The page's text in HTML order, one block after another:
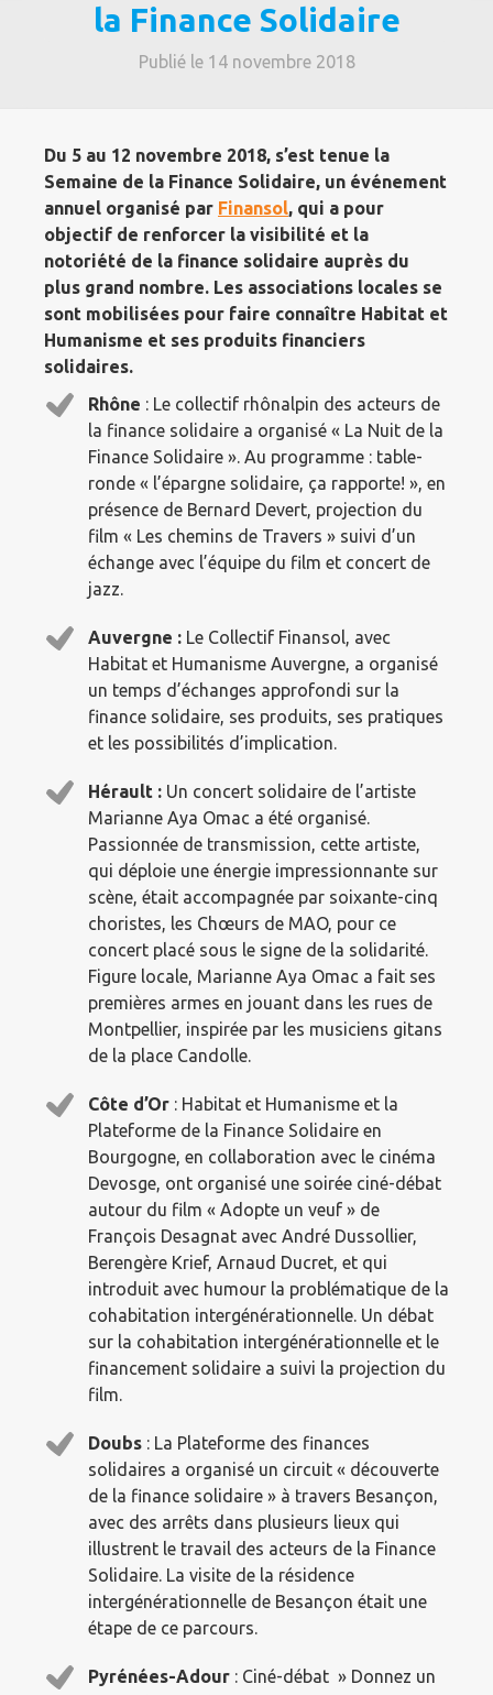
la Finance Solidaire
Publié le 14 novembre 2018
Du 5 au 12 novembre 2018, s’est tenue la
Semaine de la Finance Solidaire, un événement
annuel organisé par Finansol, qui a pour
objectif de renforcer la visibilité et la
notoriété de la finance solidaire auprès du
plus grand nombre. Les associations locales se
sont mobilisées pour faire connaître Habitat et
Humanisme et ses produits financiers
solidaires.
Rhône : Le collectif rhônalpin des acteurs de
la finance solidaire a organisé « La Nuit de la
Finance Solidaire ». Au programme : table-
ronde « l’épargne solidaire, ça rapporte! », en
présence de Bernard Devert, projection du
film « Les chemins de Travers » suivi d’un
échange avec l’équipe du film et concert de
jazz.
Auvergne : Le Collectif Finansol, avec
Habitat et Humanisme Auvergne, a organisé
un temps d’échanges approfondi sur la
finance solidaire, ses produits, ses pratiques
et les possibilités d’implication.
Hérault : Un concert solidaire de l’artiste
Marianne Aya Omac a été organisé.
Passionnée de transmission, cette artiste,
qui déploie une énergie impressionnante sur
scène, était accompagnée par soixante-cinq
choristes, les Chœurs de MAO, pour ce
concert placé sous le signe de la solidarité.
Figure locale, Marianne Aya Omac a fait ses
premières armes en jouant dans les rues de
Montpellier, inspirée par les musiciens gitans
de la place Candolle.
Côte d’Or : Habitat et Humanisme et la
Plateforme de la Finance Solidaire en
Bourgogne, en collaboration avec le cinéma
Devosge, ont organisé une soirée ciné-débat
autour du film « Adopte un veuf » de
François Desagnat avec André Dussollier,
Berengère Krief, Arnaud Ducret, et qui
introduit avec humour la problématique de la
cohabitation intergénérationnelle. Un débat
sur la cohabitation intergénérationnelle et le
financement solidaire a suivi la projection du
film.
Doubs : La Plateforme des finances
solidaires a organisé un circuit « découverte
de la finance solidaire » à travers Besançon,
avec des arrêts dans plusieurs lieux qui
illustrent le travail des acteurs de la Finance
Solidaire. La visite de la résidence
intergénérationnelle de Besançon était une
étape de ce parcours.
Pyrénées-Adour : Ciné-débat » Donnez un